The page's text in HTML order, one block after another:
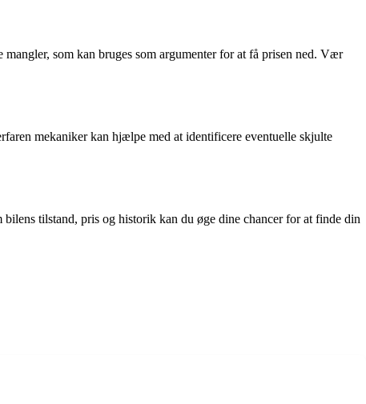
som kan bruges som argumenter for at få prisen ned. Vær
mekaniker kan hjælpe med at identificere eventuelle skjulte
tilstand, pris og historik kan du øge dine chancer for at finde din